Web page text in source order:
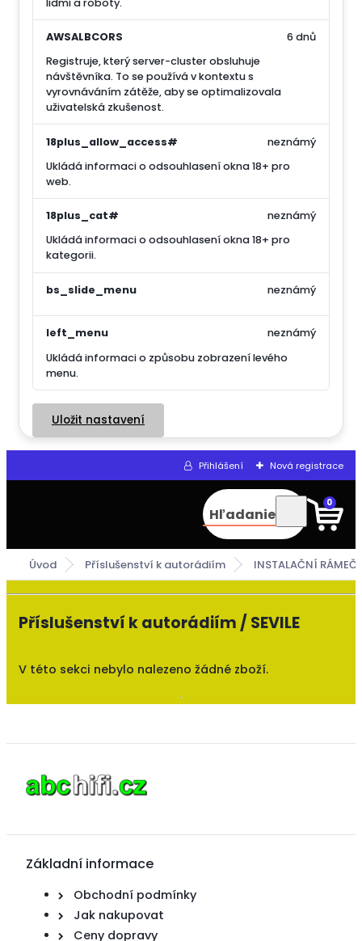
AWSALBCORS
Registruje, který server-cluster obsluhuje
návštěvníka. To se používá v kontextu s
vyrovnáváním zátěže, aby se optimalizovala
uživatelská zkušenost.
6 dnů
18plus_allow_access#
Ukládá informaci o odsouhlasení okna 18+ pro
web.
neznámý
18plus_cat#
Ukládá informaci o odsouhlasení okna 18+ pro
kategorii.
neznámý
bs_slide_menu neznámý
left_menu
Ukládá informaci o způsobu zobrazení levého
menu.
neznámý
Uložit nastavení
Přihlášení Nová registrace
Hľadanie
0
Úvod Příslušenství k autorádiím INSTALAČNÍ
Příslušenství k autorádiím / SEVILE
V této sekci nebylo nalezeno žádné zboží.
Základní informace
Obchodní podmínky
Jak nakupovat
Ceny dopravy